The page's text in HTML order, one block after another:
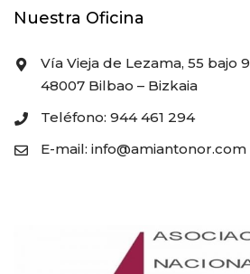
Nuestra Oficina
Vía Vieja de Lezama, 55 bajo 9
48007 Bilbao – Bizkaia
Teléfono: 944 461 294
E-mail: info@amiantonor.com